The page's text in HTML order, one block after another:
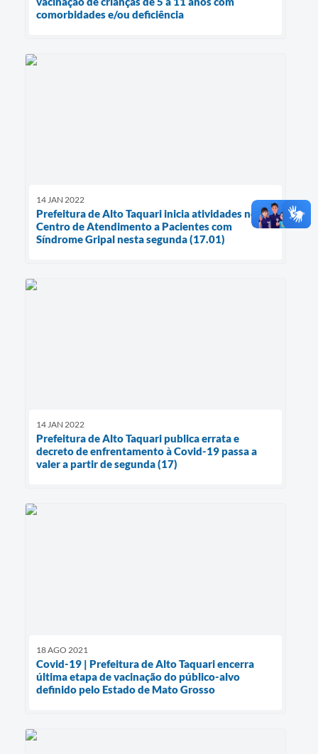
comorbidades e/ou deficiência
14 JAN 2022
Prefeitura de Alto Taquari inicia atividades no
Centro de Atendimento a Pacientes com
Síndrome Gripal nesta segunda (17.01)
14 JAN 2022
Prefeitura de Alto Taquari publica errata e
decreto de enfrentamento à Covid-19 passa a
valer a partir de segunda (17)
18 AGO 2021
Covid-19 | Prefeitura de Alto Taquari encerra
última etapa de vacinação do público-alvo
definido pelo Estado de Mato Grosso